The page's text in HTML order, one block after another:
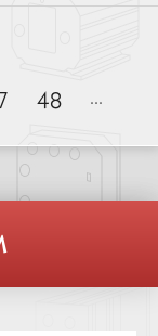
48 ...